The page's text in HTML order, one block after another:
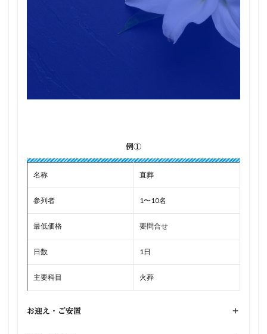
例①
名称 直葬
参列者 1〜10名
最低価格 要問合せ
日数 1日
主要科目 火葬
お迎え・ご安置 +